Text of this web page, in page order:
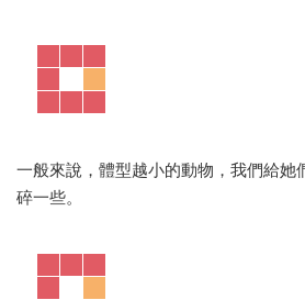
一般來說，體型越小的動物，我們給她
碎一些。